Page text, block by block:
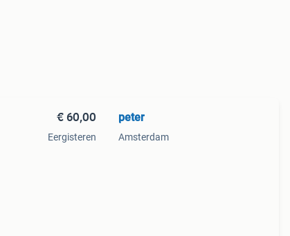
€ 60,00
Eergisteren
peter
Amsterdam